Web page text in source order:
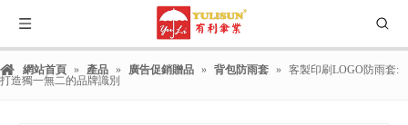
網站首頁 » 產品 » 廣告促銷贈品 » 背包防雨套 » 客製印刷LOGO防雨套:
打造獨一無二的品牌識別